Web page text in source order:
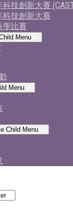
技創新大賽
科技創新大賽
學比賽
Menu
Menu
Child Menu